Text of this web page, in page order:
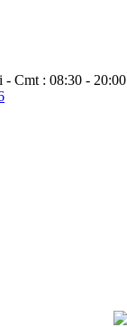
- Cmt : 08:30 - 20:00